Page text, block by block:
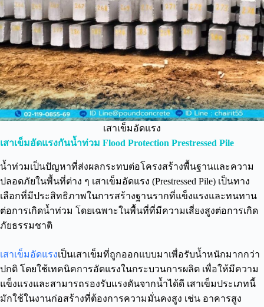
เสาเข็มอัดแรง
เสาเข็มอัดแรงกันน้ำท่วม Flood Protection Prestressed Pile
น้ำท่วมเป็นปัญหาที่ส่งผลกระทบต่อโครงสร้างพื้นฐานและความ
ปลอดภัยในพื้นที่ต่าง ๆ เสาเข็มอัดแรง (Prestressed Pile) เป็นทาง
เลือกที่มีประสิทธิภาพในการสร้างฐานรากที่แข็งแรงและทนทาน
ต่อการเกิดน้ำท่วม โดยเฉพาะในพื้นที่ที่มีความเสี่ยงสูงต่อการเกิด
ภัยธรรมชาติ
เสาเข็มอัดแรงเป็นเสาเข็มที่ถูกออกแบบมาเพื่อรับน้ำหนักมากกว่า
ปกติ โดยใช้เทคนิคการอัดแรงในกระบวนการผลิต เพื่อให้มีความ
แข็งแรงและสามารถรองรับแรงดันจากน้ำได้ดี เสาเข็มประเภทนี้
มักใช้ในงานก่อสร้างที่ต้องการความมั่นคงสูง เช่น อาคารสูง